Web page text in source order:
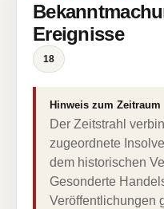
Ereignisse
18
Hinweis zum Zeitraum
Der Zeitstrahl
zugeordnete
dem historischen
Gesonderte
Veröffentlichungen